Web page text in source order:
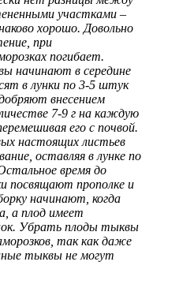
участками –
хорошо. Довольно
при
погибает.
начинают в середине
в лунки по 3-5 штук
внесением
7-9 г на каждую
его с почвой.
настоящих листьев
оставляя в лунке по
время до
посвящают прополке и
начинают, когда
а плод имеет
Убрать плоды тыквы
так как даже
тыквы не могут